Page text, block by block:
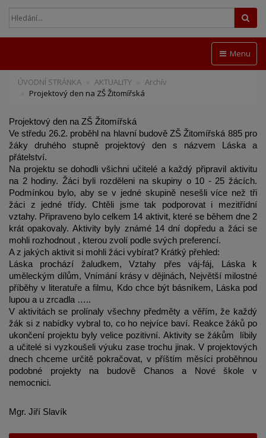
Menu
ÚVODNÍ STRÁNKA AKTUALITY
Archív
Projektový den na ZŠ Žitomířská
Projektový den na ZŠ Žitomířská
Ve středu 26.2. proběhl na hlavní budově ZŠ Žitomířská 885 pro
žáky druhého stupně projektový den s názvem Láska a
přátelství.
Na projektu se dohodli všichni učitelé a každý připravil aktivitu
na 2 hodiny. Žáci byli rozděleni na skupiny o 10 - 25 žácích.
Podmínkou bylo, aby se v jedné skupině nesešli více než tři
žáci z jedné třídy. Chtěli jsme tak podporovat i mezitřídní
vztahy. Připraveno bylo celkem 14 aktivit, které se během dne 2
krát opakovaly. Aktivity byly známé 14 dní dopředu a žáci se
mohli rozhodnout , kterou zvolí podle svých preferencí.
A z jakých aktivit si mohli žáci vybírat? Krátký přehled:
Láska prochází žaludkem, Vztahy přes váj-fáj, Láska k
uměleckým dílům, Vnímání krásy v dějinách, Největší milostné
příběhy v literatuře a filmu, Kdo chce být básníkem, Láska pod
lupou a u zrcadla …..
V aktivitách se prolínaly všechny předměty a věřím, že každý
žák si z nabídky vybral to, co ho nejvíce baví. Reakce žáků po
ukončení projektu byly velice pozitivní. Aktivity se žákům  líbily
a učitelé si vyzkoušeli výuku zase trochu jinak. V projektových
dnech chceme určitě pokračovat, v příštím měsíci proběhnou
podobné projekty na budově Chanos a Nové škole v
nemocnici.
Mgr. Jiří Slavík